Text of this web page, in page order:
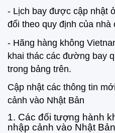
- Lịch bay được cập nhật
đổi theo quy định của nhà
- Hãng hàng không
khai thác các đường bay
trong bảng trên.
Cập nhật các thông tin
cảnh vào Nhật Bản
1. Các đối tượng hành
nhập cảnh vào Nhật